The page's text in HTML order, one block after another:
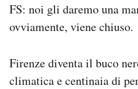
FS: noi gli daremo una
ovviamente, viene chiuso.
Firenze diventa il buco
climatica e centinaia di